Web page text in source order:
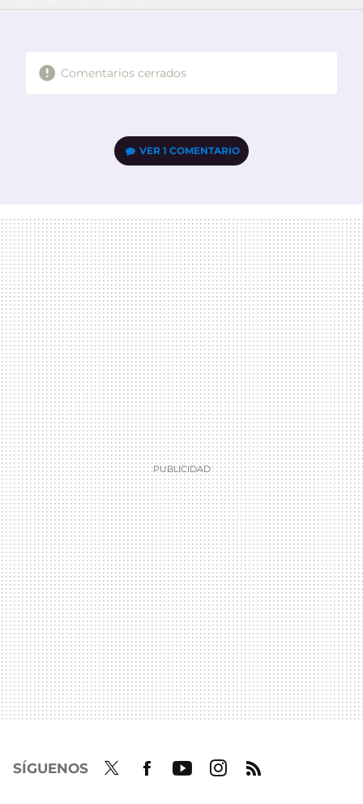
FACEBOOK
TWITTERFLIPBOARD
E-
WHATSAPP
Comentarios cerrados
VER1 COMENTARIO
SÍGUENOS